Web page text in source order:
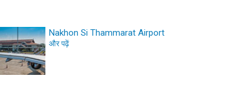
Nakhon Si Thammarat Airport
और पढ़ें